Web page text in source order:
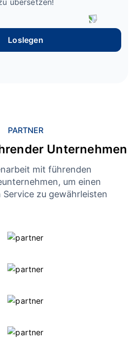
übersetzen!
Loslegen
PARTNER
Unternehmen
mit führenden
um einen
Service zu gewährleisten